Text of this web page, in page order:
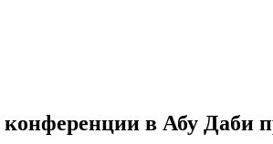
конференции в Абу